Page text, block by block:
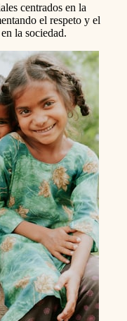
centrados en la
el respeto y el
la sociedad.